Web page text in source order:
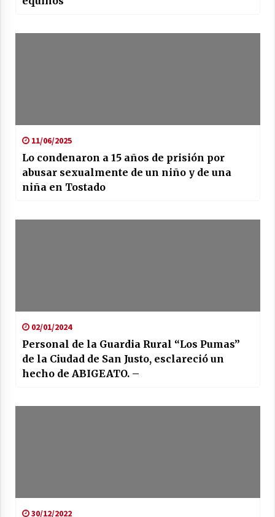
11/06/2025
Lo condenaron a 15 años de prisión por
abusar sexualmente de un niño y de una
niña en Tostado
02/01/2024
Personal de la Guardia Rural “Los Pumas”
de la Ciudad de San Justo, esclareció un
hecho de ABIGEATO. –
30/12/2022